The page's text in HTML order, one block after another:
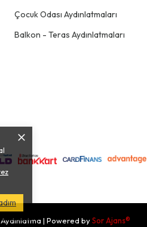
Çocuk Odası Aydınlatmaları
Balkon - Teras Aydınlatmaları
| Powered bySor Ajans®